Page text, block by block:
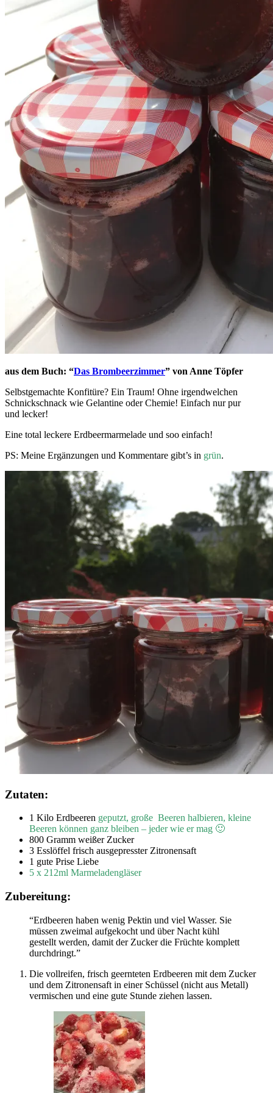
aus dem Buch: “Das Brombeerzimmer” von Anne Töpfer
Selbstgemachte Konfitüre? Ein Traum! Ohne irgendwelchen
Schnickschnack wie Gelantine oder Chemie! Einfach nur pur
und lecker!
Eine total leckere Erdbeermarmelade und soo einfach!
PS: Meine Ergänzungen und Kommentare gibt’s in grün.
Zutaten:
1 Kilo Erdbeeren geputzt, große Beeren halbieren, kleine
Beeren können ganz bleiben – jeder wie er mag 🙂
800 Gramm weißer Zucker
3 Esslöffel frisch ausgepresster Zitronensaft
1 gute Prise Liebe
5 x 212ml Marmeladengläser
Zubereitung:
“Erdbeeren haben wenig Pektin und viel Wasser. Sie
müssen zweimal aufgekocht und über Nacht kühl
gestellt werden, damit der Zucker die Früchte komplett
durchdringt.”
Die vollreifen, frisch geernteten Erdbeeren mit dem Zucker
und dem Zitronensaft in einer Schüssel (nicht aus Metall)
vermischen und eine gute Stunde ziehen lassen.